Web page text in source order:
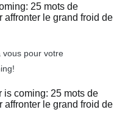
25 mots de
le grand froid de
vous pour votre
is coming: 25 mots de
le grand froid de